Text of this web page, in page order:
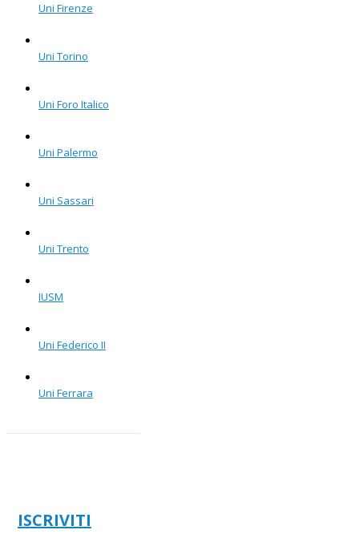
Uni Firenze
Uni Torino
Uni Foro Italico
Uni Palermo
Uni Sassari
Uni Trento
IUSM
Uni Federico II
Uni Ferrara
ISCRIVITI